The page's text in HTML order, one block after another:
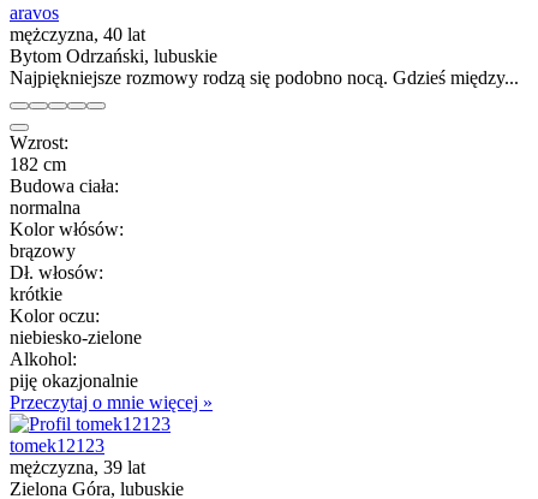
aravos
mężczyzna, 40 lat
Bytom Odrzański, lubuskie
Najpiękniejsze rozmowy rodzą się podobno nocą. Gdzieś między...
Wzrost:
182 cm
Budowa ciała:
normalna
Kolor włósów:
brązowy
Dł. włosów:
krótkie
Kolor oczu:
niebiesko-zielone
Alkohol:
piję okazjonalnie
Przeczytaj o mnie więcej »
tomek12123
mężczyzna, 39 lat
Zielona Góra, lubuskie